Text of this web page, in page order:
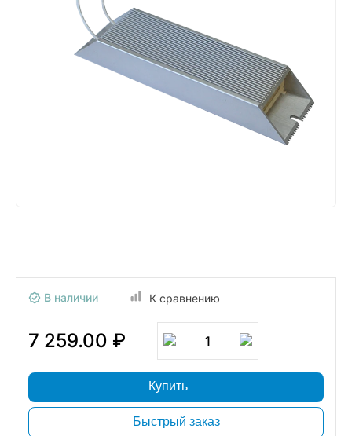
В наличии К сравнению
7 259.00 ₽ 1
Купить
Быстрый заказ